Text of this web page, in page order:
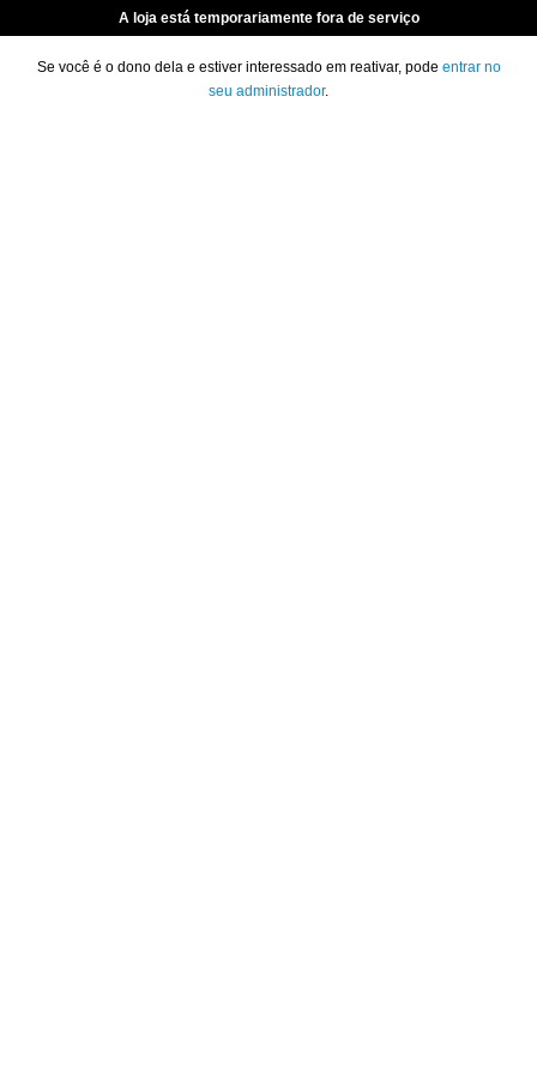
A loja está temporariamente fora de serviço
Se você é o dono dela e estiver interessado em reativar, pode entrar no
seu administrador.